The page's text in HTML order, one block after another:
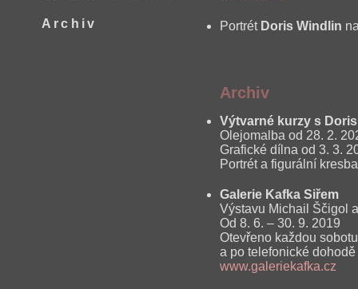
Portrét Doris Windlin
Archiv
Výtvarné kurzy s
Olejomalba od 28. 2.
Grafické dílna od 3. 3.
Portrét a figurální
Galerie Kafka Siřem
Výstavu Michail Ščigol
Od 8. 6. – 30. 9. 2019
Otevřeno každou
a po telefonické
www.galeriekafka.cz
Archiv